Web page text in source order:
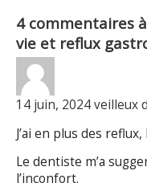
4 commentaires
vie et reflux
14 juin, 2024 veilleux
J’ai en plus des
Le dentiste m’a
l’inconfort.